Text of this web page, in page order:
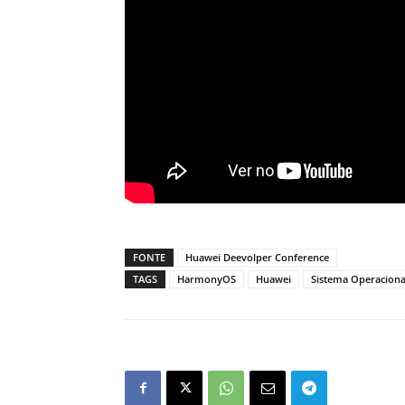
FONTE
Huawei Deevolper Conference
TAGS
HarmonyOS Huawei Sistema